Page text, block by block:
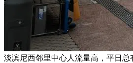
淡滨尼西邻里中心人流量高，平日总